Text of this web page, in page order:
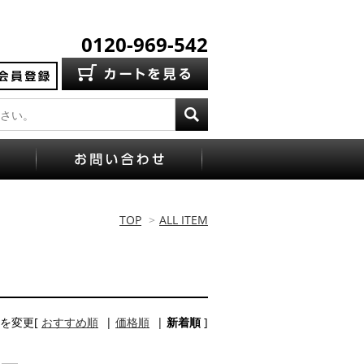
0120-969-542
TOP > ALL ITEM
変更[ おすすめ順 | 価格順 | 新着順]